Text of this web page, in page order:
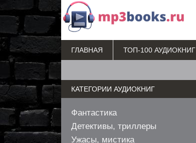
КАТЕГОРИИ АУДИОКНИГ
Фантастика
Детективы, триллеры
Ужасы, мистика
ГЛАВНАЯ ТОП-100 АУДИОКНИГ